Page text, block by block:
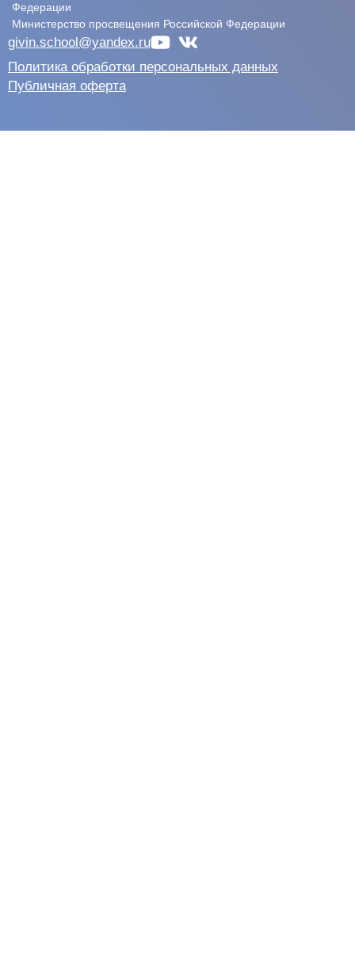
Федерации
Министерство просвещения Российской Федерации
givin.school@yandex.ru
Политика обработки персональных данных
Публичная оферта